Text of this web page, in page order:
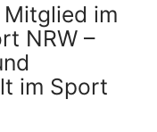
Mitglied im
NRW –
im Sport